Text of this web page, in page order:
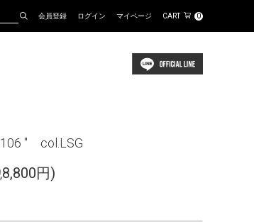
会員登録 ログイン マイページ CART 0
" col.LSG
円)